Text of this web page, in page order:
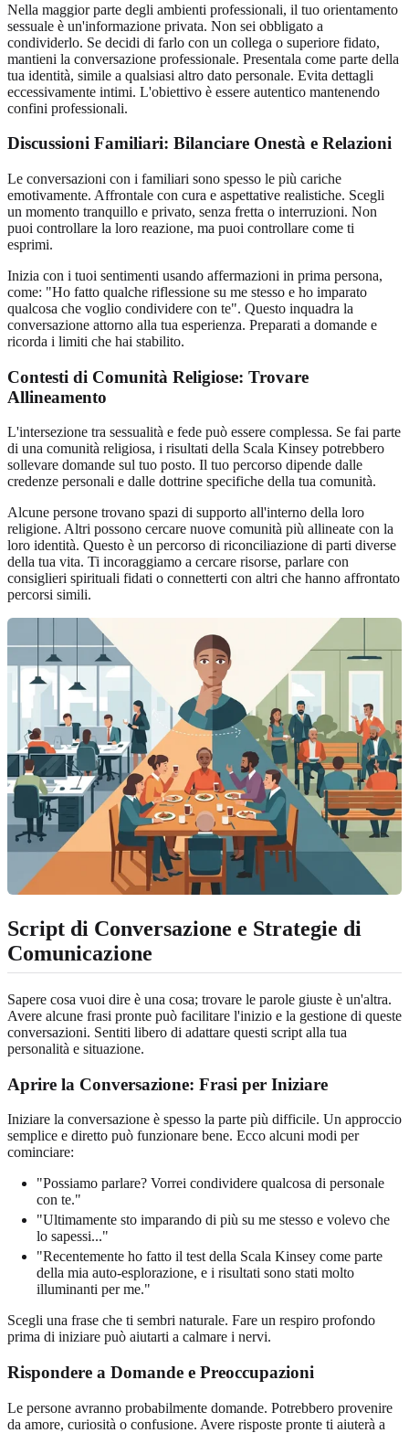
Nella maggior parte degli ambienti professionali, il tuo orientamento
sessuale è un'informazione privata. Non sei obbligato a
condividerlo. Se decidi di farlo con un collega o superiore fidato,
mantieni la conversazione professionale. Presentala come parte della
tua identità, simile a qualsiasi altro dato personale. Evita dettagli
eccessivamente intimi. L'obiettivo è essere autentico mantenendo
confini professionali.
Discussioni Familiari: Bilanciare Onestà e Relazioni
Le conversazioni con i familiari sono spesso le più cariche
emotivamente. Affrontale con cura e aspettative realistiche. Scegli
un momento tranquillo e privato, senza fretta o interruzioni. Non
puoi controllare la loro reazione, ma puoi controllare come ti
esprimi.
Inizia con i tuoi sentimenti usando affermazioni in prima persona,
come: "Ho fatto qualche riflessione su me stesso e ho imparato
qualcosa che voglio condividere con te". Questo inquadra la
conversazione attorno alla tua esperienza. Preparati a domande e
ricorda i limiti che hai stabilito.
Contesti di Comunità Religiose: Trovare
Allineamento
L'intersezione tra sessualità e fede può essere complessa. Se fai parte
di una comunità religiosa, i risultati della Scala Kinsey potrebbero
sollevare domande sul tuo posto. Il tuo percorso dipende dalle
credenze personali e dalle dottrine specifiche della tua comunità.
Alcune persone trovano spazi di supporto all'interno della loro
religione. Altri possono cercare nuove comunità più allineate con la
loro identità. Questo è un percorso di riconciliazione di parti diverse
della tua vita. Ti incoraggiamo a cercare risorse, parlare con
consiglieri spirituali fidati o connetterti con altri che hanno affrontato
percorsi simili.
Script di Conversazione e Strategie di
Comunicazione
Sapere cosa vuoi dire è una cosa; trovare le parole giuste è un'altra.
Avere alcune frasi pronte può facilitare l'inizio e la gestione di queste
conversazioni. Sentiti libero di adattare questi script alla tua
personalità e situazione.
Aprire la Conversazione: Frasi per Iniziare
Iniziare la conversazione è spesso la parte più difficile. Un approccio
semplice e diretto può funzionare bene. Ecco alcuni modi per
cominciare:
"Possiamo parlare? Vorrei condividere qualcosa di personale
con te."
"Ultimamente sto imparando di più su me stesso e volevo che
lo sapessi..."
"Recentemente ho fatto il test della Scala Kinsey come parte
della mia auto-esplorazione, e i risultati sono stati molto
illuminanti per me."
Scegli una frase che ti sembri naturale. Fare un respiro profondo
prima di iniziare può aiutarti a calmare i nervi.
Rispondere a Domande e Preoccupazioni
Le persone avranno probabilmente domande. Potrebbero provenire
da amore, curiosità o confusione. Avere risposte pronte ti aiuterà a